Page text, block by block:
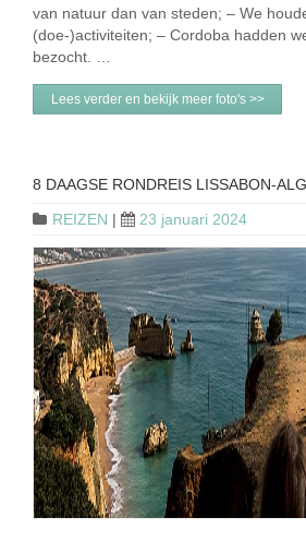
van natuur dan van steden; – We
(doe-)activiteiten; – Cordoba hadden
bezocht. …
Lees verder en bekijk meer foto's >>
8 DAAGSE RONDREIS LISSABON-
REIZEN | 23 januari 2024